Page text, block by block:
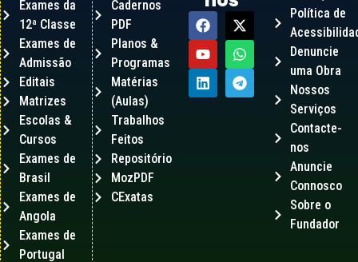
Política de
Denuncie
uma Obra
Nossos
Serviços
Contacte-
nos
Anuncie
Connosco
Sobre o
Fundador
Exames da
12ª Classe
Exames de
Admissão
Editais
Matrizes
Escolas &
Cursos
Exames de
Brasil
Exames de
Angola
Exames de
Portugal
Cadernos
PDF
Planos &
Programas
Matérias
(Aulas)
Trabalhos
Feitos
Repositório
MozPDF
CExatas